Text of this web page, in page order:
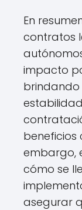
En
contratos
impacto
beneficios
embargo,
cómo se
asegurar